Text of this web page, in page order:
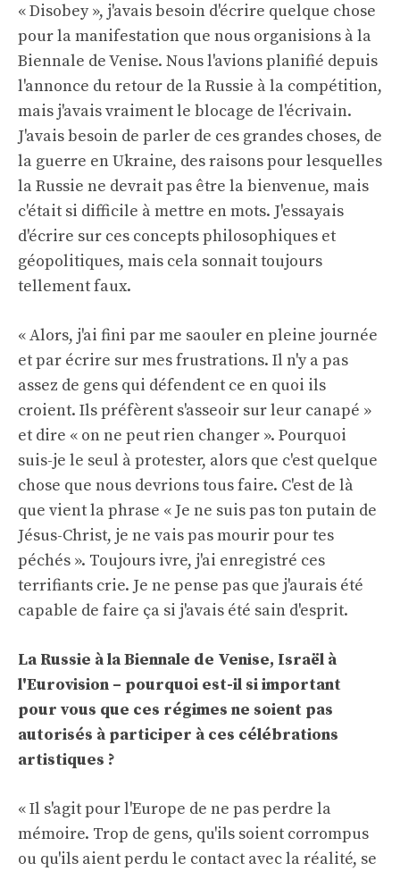
« Disobey », j'avais besoin d'écrire quelque chose
pour la manifestation que nous organisions à la
Biennale de Venise. Nous l'avions planifié depuis
l'annonce du retour de la Russie à la compétition,
mais j'avais vraiment le blocage de l'écrivain.
J'avais besoin de parler de ces grandes choses, de
la guerre en Ukraine, des raisons pour lesquelles
la Russie ne devrait pas être la bienvenue, mais
c'était si difficile à mettre en mots. J'essayais
d'écrire sur ces concepts philosophiques et
géopolitiques, mais cela sonnait toujours
tellement faux.
« Alors, j'ai fini par me saouler en pleine journée
et par écrire sur mes frustrations. Il n'y a pas
assez de gens qui défendent ce en quoi ils
croient. Ils préfèrent s'asseoir sur leur canapé »
et dire « on ne peut rien changer ». Pourquoi
suis-je le seul à protester, alors que c'est quelque
chose que nous devrions tous faire. C'est de là
que vient la phrase « Je ne suis pas ton putain de
Jésus-Christ, je ne vais pas mourir pour tes
péchés ». Toujours ivre, j'ai enregistré ces
terrifiants crie. Je ne pense pas que j'aurais été
capable de faire ça si j'avais été sain d'esprit.
La Russie à la Biennale de Venise, Israël à
l'Eurovision – pourquoi est-il si important
pour vous que ces régimes ne soient pas
autorisés à participer à ces célébrations
artistiques ?
« Il s'agit pour l'Europe de ne pas perdre la
mémoire. Trop de gens, qu'ils soient corrompus
ou qu'ils aient perdu le contact avec la réalité, se